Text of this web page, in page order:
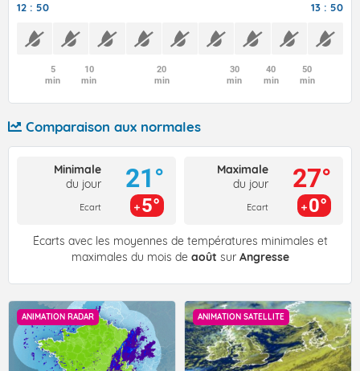
12 : 50 13 : 50
5
min
10
min
20
min
30
min
40
min
50
min
Comparaison aux normales
Minimale
du jour
Ecart
21°
5°
Maximale
du jour
Ecart
27°
0°
Écarts avec les moyennes de températures minimales et
maximales du mois de août sur Angresse
ANIMATION RADAR ANIMATION SATELLITE